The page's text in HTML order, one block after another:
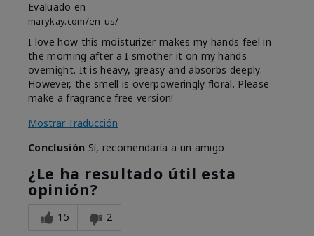
Evaluado en
marykay.com/en-us/
I love how this moisturizer makes my hands feel in
the morning after a I smother it on my hands
overnight. It is heavy, greasy and absorbs deeply.
However, the smell is overpoweringly floral. Please
make a fragrance free version!
Mostrar Traducción
Conclusión Sí, recomendaría a un amigo
¿Le ha resultado útil esta
opinión?
15 2